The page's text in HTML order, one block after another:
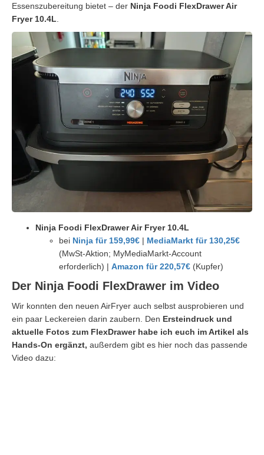
Essenszubereitung bietet – der Ninja Foodi FlexDrawer Air
Fryer 10.4L
Ninja Foodi FlexDrawer Air Fryer 10.4L
bei Ninja für 159,99€ | MediaMarkt für 130,25€
(MwSt-Aktion; MyMediaMarkt-Account
erforderlich) | Amazon für 220,57€ (Kupfer)
Der Ninja Foodi FlexDrawer im Video
Wir konnten den neuen AirFryer auch selbst ausprobieren und
ein paar Leckereien darin zaubern. Den Ersteindruck und
aktuelle Fotos zum FlexDrawer habe ich euch im Artikel als
Hands-On ergänzt, außerdem gibt es hier noch das passende
Video dazu: